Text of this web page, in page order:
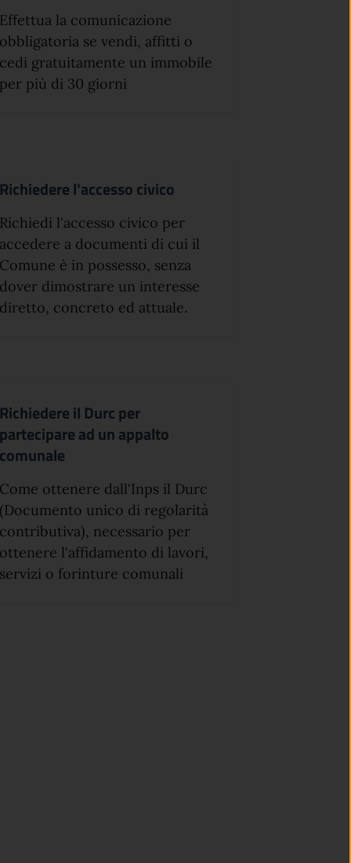
Effettua la comunicazione
obbligatoria se vendi, affitti o
cedi gratuitamente un immobile
per più di 30 giorni
Richiedere l'accesso civico
Richiedi l'accesso civico per
accedere a documenti di cui il
Comune è in possesso, senza
dover dimostrare un interesse
diretto, concreto ed attuale.
Richiedere il Durc per
partecipare ad un appalto
comunale
Come ottenere dall'Inps il Durc
(Documento unico di regolarità
contributiva), necessario per
ottenere l'affidamento di lavori,
servizi o forinture comunali